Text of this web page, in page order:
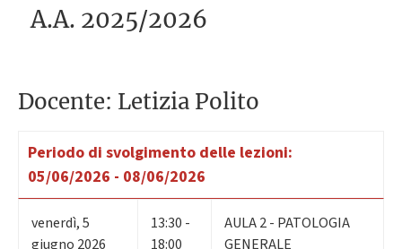
A.A. 2025/2026
Docente: Letizia Polito
Periodo di svolgimento delle lezioni:
05/06/2026 - 08/06/2026
venerdì,5
giugno 2026
13:30 -
18:00
AULA 2 - PATOLOGIA
GENERALE